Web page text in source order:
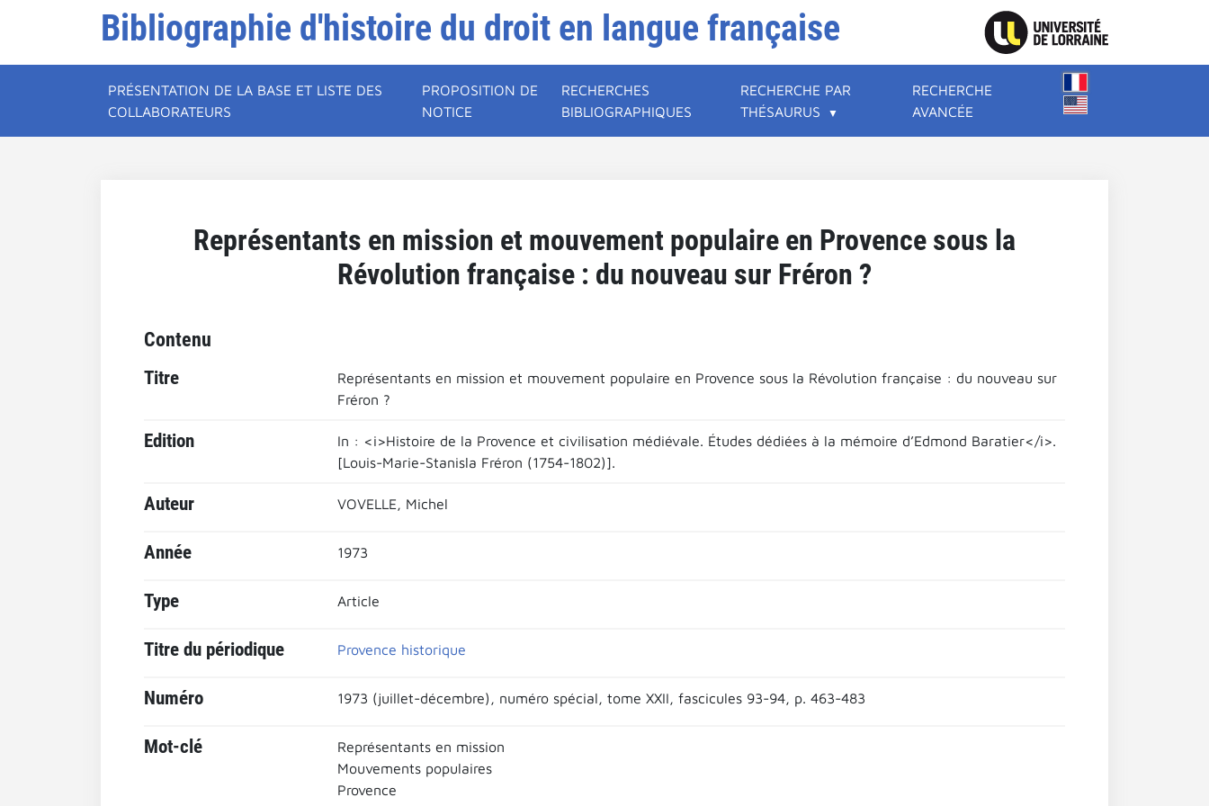
Bibliographie d'histoire du droit en langue française
PRÉSENTATION DE LA BASE ET LISTE DES
COLLABORATEURS
PROPOSITION DE
NOTICE
RECHERCHES
BIBLIOGRAPHIQUES
RECHERCHE PAR
THÉSAURUS
RECHERCHE
AVANCÉE
Représentants en mission et mouvement populaire en Provence sous la
Révolution française : du nouveau sur Fréron ?
Contenu
Titre
Représentants en mission et mouvement populaire en Provence sous la Révolution française : du nouveau sur
Fréron ?
Edition
In : <i>Histoire de la Provence et civilisation médiévale. Études dédiées à la mémoire d’Edmond Baratier</i>.
[Louis-Marie-Stanisla Fréron (1754-1802)].
Auteur VOVELLE, Michel
Année 1973
Type Article
Titre du périodique Provence historique
Numéro 1973 (juillet-décembre), numéro spécial, tome XXII, fascicules 93-94, p. 463-483
Mot-clé
Représentants en mission
Mouvements populaires
Provence